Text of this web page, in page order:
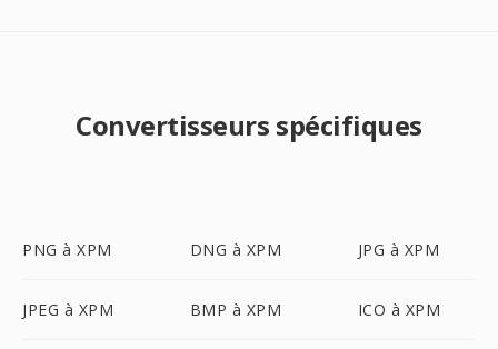
Convertisseurs spécifiques
PNG à XPM DNG à XPM JPG à XPM
JPEG à XPM BMP à XPM ICO à XPM